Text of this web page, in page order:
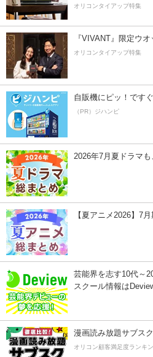
オリコンタイアップ特集
『VIVANT』限定ウ
オリコンタイアップ特集
自販機にピッ！です
（PR）ジハンピ
2026年7月夏ドラマ
【夏アニメ2026】7
芸能界を志す10代～
スクール情報は
漫画読み放題サブス
オリコン顧客満足度ランキ